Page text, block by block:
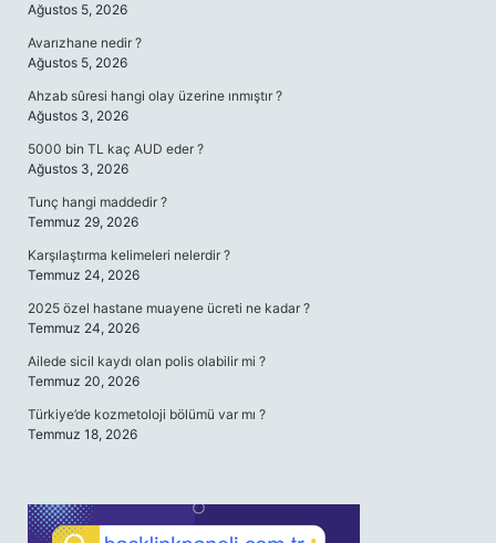
Ağustos 5, 2026
Avarızhane nedir ?
Ağustos 5, 2026
Ahzab sûresi hangi olay üzerine ınmıştır ?
Ağustos 3, 2026
5000 bin TL kaç AUD eder ?
Ağustos 3, 2026
Tunç hangi maddedir ?
Temmuz 29, 2026
Karşılaştırma kelimeleri nelerdir ?
Temmuz 24, 2026
2025 özel hastane muayene ücreti ne kadar ?
Temmuz 24, 2026
Ailede sicil kaydı olan polis olabilir mi ?
Temmuz 20, 2026
Türkiye’de kozmetoloji bölümü var mı ?
Temmuz 18, 2026